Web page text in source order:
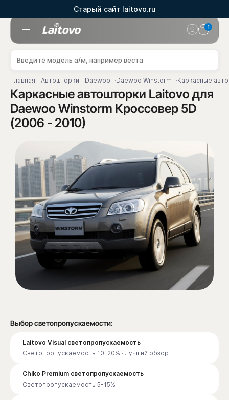
Старый сайт laitovo.ru
1
Главная Автошторки Daewoo Daewoo Winstorm Каркасные
Каркасные автошторки Laitovo для
Daewoo Winstorm Кроссовер 5D
(2006 - 2010)
Выбор светопропускаемости:
Laitovo Visual светопропускаемость
Светопропускаемость 10-20% · Лучший обзор
Chiko Premium светопропускаемость
Светопропускаемость 5-15%